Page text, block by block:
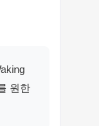
원한